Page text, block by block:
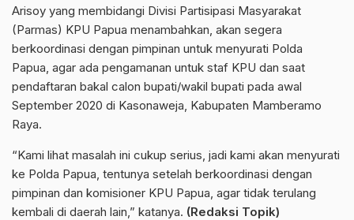
Arisoy yang membidangi Divisi Partisipasi Masyarakat
(Parmas) KPU Papua menambahkan, akan segera
berkoordinasi dengan pimpinan untuk menyurati Polda
Papua, agar ada pengamanan untuk staf KPU dan saat
pendaftaran bakal calon bupati/wakil bupati pada awal
September 2020 di Kasonaweja, Kabupaten Mamberamo
Raya.
“Kami lihat masalah ini cukup serius, jadi kami akan menyurati
ke Polda Papua, tentunya setelah berkoordinasi dengan
pimpinan dan komisioner KPU Papua, agar tidak terulang
kembali di daerah lain,” katanya. (Redaksi Topik)